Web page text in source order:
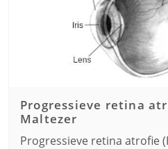
Progressieve retina
Maltezer
Progressieve retina atrofie